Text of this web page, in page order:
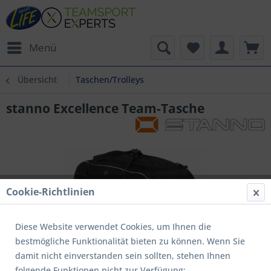
Menü
Übersicht Taschen/Trolleys
stanno Excellence Team-Tasche
Cookie-Richtlinien
Diese Website verwendet Cookies, um Ihnen die
bestmögliche Funktionalität bieten zu können. Wenn Sie
damit nicht einverstanden sein sollten, stehen Ihnen